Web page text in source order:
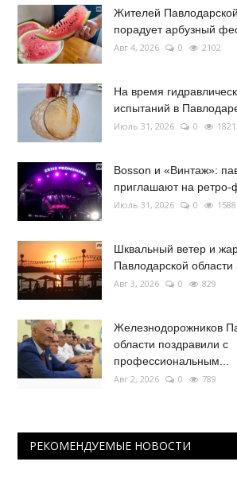
Жителей
порадует арбузный
Авг 4, 2026 0 2102
На время
испытаний в Павлодаре
Июль 31, 2026 0 1821
Bosson и «Винтаж»:
приглашают на ретро-
Июль 31, 2026 0 1588
Шквальный ветер и
Павлодарской области
Авг 3, 2026 0 829
Железнодорожников
области поздравили с
профессиональным...
Авг 2, 2026 0 789
РЕКОМЕНДУЕМЫЕ НОВОСТИ